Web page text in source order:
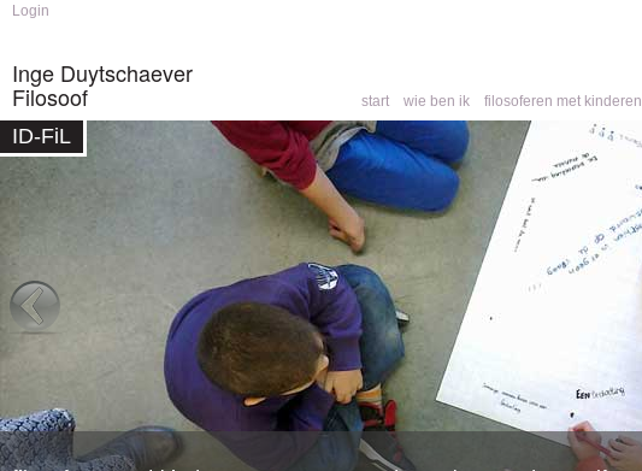
Skip to
Skip to
Login
Inge Duytschaever
Filosoof
Main menu
start wie ben ik filosoferen met kinderen
You are here
Home»opleidingen
ID-FiL